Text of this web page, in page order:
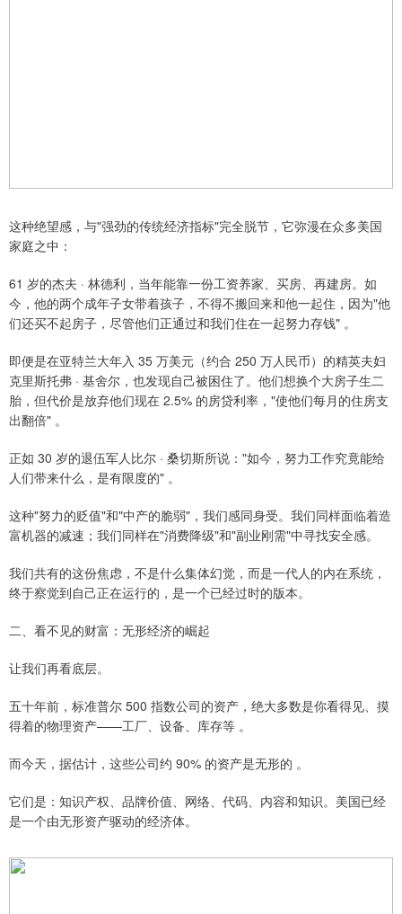
这种绝望感，与"强劲的传统经济指标"完全脱节，它弥漫在众多美国
家庭之中：
61 岁的杰夫 · 林德利，当年能靠一份工资养家、买房、再建房。如
今，他的两个成年子女带着孩子，不得不搬回来和他一起住，因为"他
们还买不起房子，尽管他们正通过和我们住在一起努力存钱" 。
即便是在亚特兰大年入 35 万美元（约合 250 万人民币）的精英夫妇
克里斯托弗 · 基舍尔，也发现自己被困住了。他们想换个大房子生二
胎，但代价是放弃他们现在 2.5% 的房贷利率，"使他们每月的住房支
出翻倍" 。
正如 30 岁的退伍军人比尔 · 桑切斯所说："如今，努力工作究竟能给
人们带来什么，是有限度的" 。
这种"努力的贬值"和"中产的脆弱"，我们感同身受。我们同样面临着造
富机器的减速；我们同样在"消费降级"和"副业刚需"中寻找安全感。
我们共有的这份焦虑，不是什么集体幻觉，而是一代人的内在系统，
终于察觉到自己正在运行的，是一个已经过时的版本。
二、看不见的财富：无形经济的崛起
让我们再看底层。
五十年前，标准普尔 500 指数公司的资产，绝大多数是你看得见、摸
得着的物理资产——工厂、设备、库存等 。
而今天，据估计，这些公司约 90% 的资产是无形的 。
它们是：知识产权、品牌价值、网络、代码、内容和知识。美国已经
是一个由无形资产驱动的经济体。